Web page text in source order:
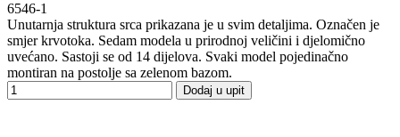
6546-1
Unutarnja struktura srca prikazana je u svim detaljima. Označen je
smjer krvotoka. Sedam modela u prirodnoj veličini i djelomično
uvećano. Sastoji se od 14 dijelova. Svaki model pojedinačno
montiran na postolje sa zelenom bazom.
Dodaj u upit